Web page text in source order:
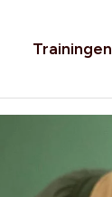
Trainingen